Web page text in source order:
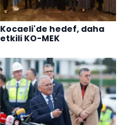
Kocaeli'de hedef, daha
etkili KO-MEK